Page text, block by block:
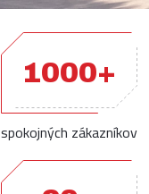
1000+
spokojných zákazníkov